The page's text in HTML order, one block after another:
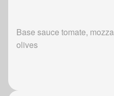
Base sauce tomate,
olives